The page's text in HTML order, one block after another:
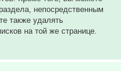
непосредственным
также удалять
на той же странице.